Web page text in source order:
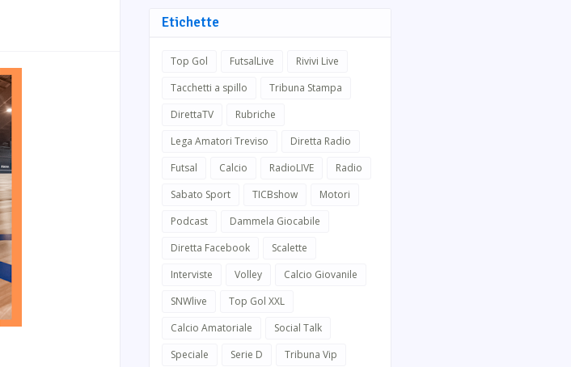
Etichette
Top Gol FutsalLive
Rivivi Live
Tacchetti a spillo
Tribuna Stampa
DirettaTV
Rubriche
Lega Amatori Treviso
Diretta Radio
Futsal
Calcio RadioLIVE
Radio
Sabato Sport
TICBshow
Motori
Podcast
Dammela Giocabile
Diretta Facebook
Scalette
Interviste
Volley
Calcio Giovanile
SNWlive
Top Gol XXL
Calcio Amatoriale
Social Talk
Speciale
Serie D
Tribuna Vip